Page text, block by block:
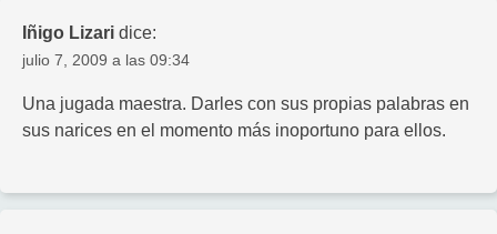
Iñigo Lizari dice:
julio 7, 2009 a las 09:34
Una jugada maestra. Darles con sus propias palabras en
sus narices en el momento más inoportuno para ellos.